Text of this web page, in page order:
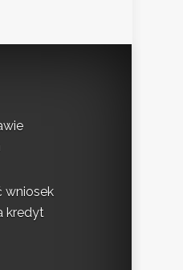
wniosek
kredyt